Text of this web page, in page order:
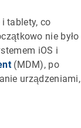
tablety, co
nie było
iOS i
(MDM), po
urządzeniami,